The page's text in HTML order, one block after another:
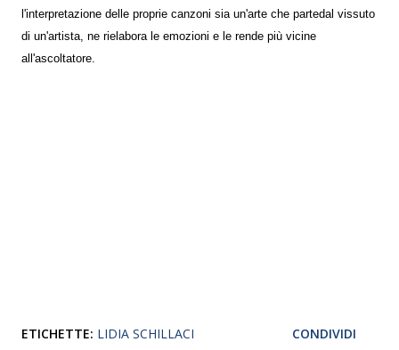
l'interpretazione delle proprie canzoni sia un'arte che partedal vissuto
di un'artista, ne rielabora le emozioni e le rende più vicine
all'ascoltatore.
ETICHETTE: LIDIA SCHILLACI CONDIVIDI